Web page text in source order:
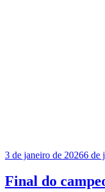
Publicado
3 de janeiro de 20266 de
Final do